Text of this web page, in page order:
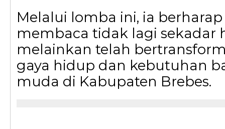
Melalui lomba ini, ia
membaca tidak lagi sekadar
melainkan telah
gaya hidup dan kebutuhan
muda di Kabupaten Brebes.